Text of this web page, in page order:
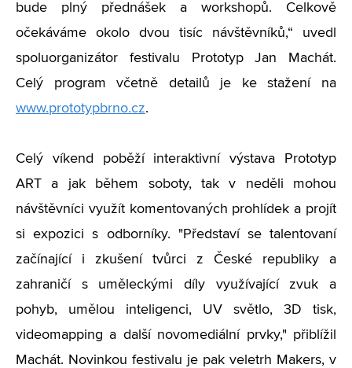
bude plný přednášek a workshopů. Celkově
očekáváme okolo dvou tisíc návštěvníků,“ uvedl
spoluorganizátor festivalu Prototyp Jan Machát.
Celý program včetně detailů je ke stažení na
www.prototypbrno.cz.
Celý víkend poběží interaktivní výstava Prototyp
ART a jak během soboty, tak v neděli mohou
návštěvníci využít komentovaných prohlídek a projít
si expozici s odborníky. "Představí se talentovaní
začínající i zkušení tvůrci z České republiky a
zahraničí s uměleckými díly využívající zvuk a
pohyb, umělou inteligenci, UV světlo, 3D tisk,
videomapping a další novomediální prvky," přiblížil
Machát. Novinkou festivalu je pak veletrh Makers, v